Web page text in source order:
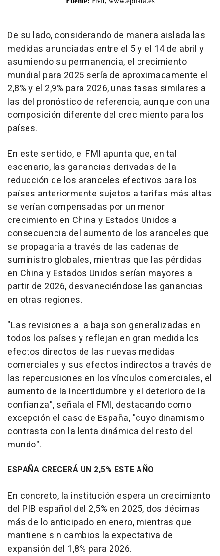
De su lado, considerando de manera aislada las
medidas anunciadas entre el 5 y el 14 de abril y
asumiendo su permanencia, el crecimiento
mundial para 2025 sería de aproximadamente el
2,8% y el 2,9% para 2026, unas tasas similares a
las del pronóstico de referencia, aunque con una
composición diferente del crecimiento para los
países.
En este sentido, el FMI apunta que, en tal
escenario, las ganancias derivadas de la
reducción de los aranceles efectivos para los
países anteriormente sujetos a tarifas más altas
se verían compensadas por un menor
crecimiento en China y Estados Unidos a
consecuencia del aumento de los aranceles que
se propagaría a través de las cadenas de
suministro globales, mientras que las pérdidas
en China y Estados Unidos serían mayores a
partir de 2026, desvaneciéndose las ganancias
en otras regiones.
"Las revisiones a la baja son generalizadas en
todos los países y reflejan en gran medida los
efectos directos de las nuevas medidas
comerciales y sus efectos indirectos a través de
las repercusiones en los vínculos comerciales, el
aumento de la incertidumbre y el deterioro de la
confianza", señala el FMI, destacando como
excepción el caso de España, "cuyo dinamismo
contrasta con la lenta dinámica del resto del
mundo".
ESPAÑA CRECERÁ UN 2,5% ESTE AÑO
En concreto, la institución espera un crecimiento
del PIB español del 2,5% en 2025, dos décimas
más de lo anticipado en enero, mientras que
mantiene sin cambios la expectativa de
expansión del 1,8% para 2026.